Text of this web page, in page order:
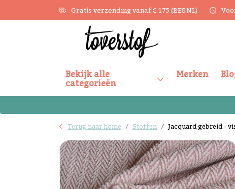
Gratis verzending vanaf € 175 (BE&NL)
Bekijk alle
categorieën
Merken
Terug naar home Stoffen Jacquard gebreid -